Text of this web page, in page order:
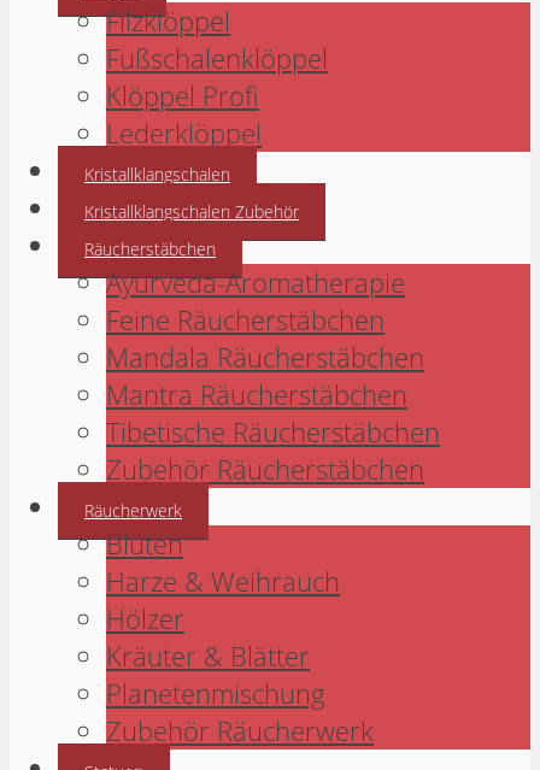
Filzklöppel
Fußschalenklöppel
Klöppel Profi
Lederklöppel
Kristallklangschalen
Kristallklangschalen Zubehör
Räucherstäbchen
Ayurveda-Aromatherapie
Feine Räucherstäbchen
Mandala Räucherstäbchen
Mantra Räucherstäbchen
Tibetische Räucherstäbchen
Zubehör Räucherstäbchen
Räucherwerk
Blüten
Harze & Weihrauch
Hölzer
Kräuter & Blätter
Planetenmischung
Zubehör Räucherwerk